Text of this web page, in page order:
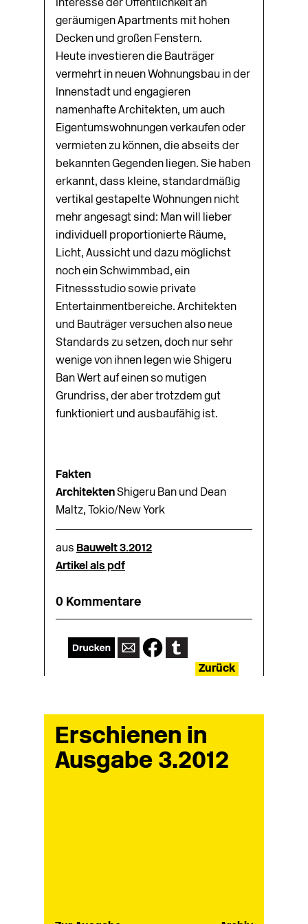
Interesse der Öffentlichkeit an
geräumigen Apartments mit hohen
Decken und großen Fenstern.
Heute investieren die Bauträger
vermehrt in neuen Wohnungsbau in der
Innenstadt und engagieren
namenhafte Archi­tekten, um auch
Eigentumswohnungen verkaufen oder
vermieten zu können, die abseits der
bekannten Gegenden liegen. Sie haben
erkannt, dass kleine, standardmäßig
vertikal gestapelte Wohnungen nicht
mehr angesagt sind: Man will lieber
individuell proportionierte Räume,
Licht, Aussicht und dazu möglichst
noch ein Schwimmbad, ein
Fitnessstudio sowie private
Entertainmentbereiche. Architekten
und Bauträger versuchen also neue
Standards zu setzen, doch nur sehr
wenige von ihnen legen wie Shigeru
Ban Wert auf einen so mutigen
Grundriss, der aber trotzdem gut
funktioniert und ausbaufähig ist.
Fakten
ArchitektenShigeru Ban und Dean
Maltz, Tokio/New York
aus Bauwelt 3.2012
Artikel als pdf
0 Kommentare
Zurück
Erschienen in
Ausgabe 3.2012